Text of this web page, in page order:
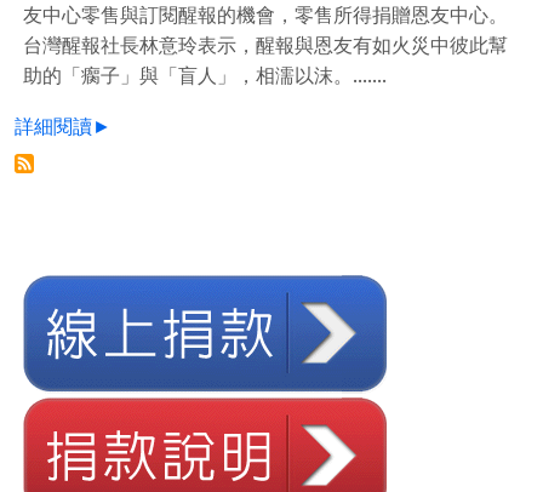
友中心零售與訂閱醒報的機會，零售所得捐贈恩友中心。
台灣醒報社長林意玲表示，醒報與恩友有如火災中彼此幫
助的「瘸子」與「盲人」，相濡以沫。.......
詳細閱讀►